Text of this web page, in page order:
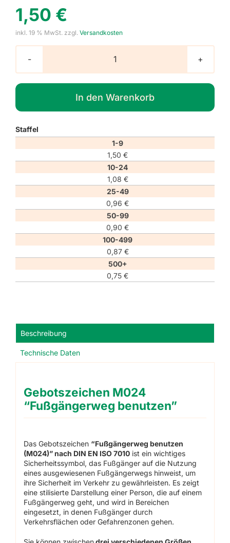
1,50 €
inkl. 19 % MwSt. zzgl. Versandkosten
Gebotszeichen
M024
"Fußgängerweg
benutzen"
Menge
In den Warenkorb
Staffel
1-9
1,50 €
10-24
1,08 €
25-49
0,96 €
50-99
0,90 €
100-499
0,87 €
500+
0,75 €
Beschreibung
Technische Daten
Gebotszeichen M024
“Fußgängerweg benutzen”
Das Gebotszeichen “Fußgängerweg benutzen
(M024)” nach DIN EN ISO 7010 ist ein wichtiges
Sicherheitssymbol, das Fußgänger auf die Nutzung
eines ausgewiesenen Fußgängerwegs hinweist, um
ihre Sicherheit im Verkehr zu gewährleisten. Es zeigt
eine stilisierte Darstellung einer Person, die auf einem
Fußgängerweg geht, und wird in Bereichen
eingesetzt, in denen Fußgänger durch
Verkehrsflächen oder Gefahrenzonen gehen.